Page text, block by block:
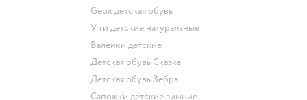
Geox детская обувь
Угги детские натуральные
Валенки детские
Детская обувь Сказка
Детская обувь Зебра
Сапожки детские зимние